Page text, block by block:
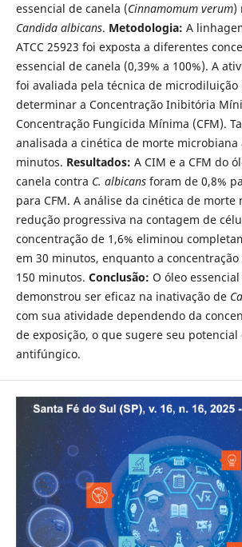
essencial de canela (Cinnamomum verum)
Candida albicans. Metodologia: A
ATCC 25923 foi exposta a diferentes
essencial de canela (0,39% a 100%). A
foi avaliada pela técnica de microdiluição
determinar a Concentração Inibitória
Concentração Fungicida Mínima (CFM).
analisada a cinética de morte microbiana
minutos. Resultados: A CIM e a CFM do
canela contra C. albicansforam de 0,8%
para CFM. A análise da cinética de morte
redução progressiva na contagem de
concentração de 1,6% eliminou
em 30 minutos, enquanto a concentração
150 minutos. Conclusão: O óleo
demonstrou ser eficaz na inativação de
com sua atividade dependendo da
de exposição, o que sugere seu potencial
antifúngico.